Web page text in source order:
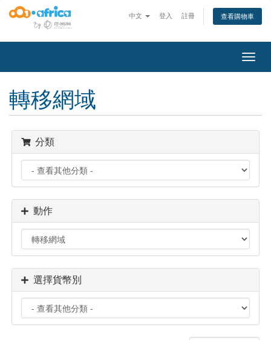
中文 登入 註冊 查看購物車
切
換
轉移網域
分類
動作
選擇貨幣別